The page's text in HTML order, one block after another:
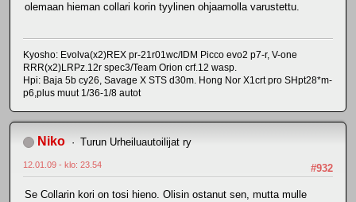
olemaan hieman collari korin tyylinen ohjaamolla varustettu.
Kyosho: Evolva(x2)REX pr-21r01wc/IDM Picco evo2 p7-r, V-one
RRR(x2)LRPz.12r spec3/Team Orion crf.12 wasp.
Hpi: Baja 5b cy26, Savage X STS d30m. Hong Nor X1crt pro SHpt28*m-
p6,plus muut 1/36-1/8 autot
Niko Turun Urheiluautoilijat ry
#932
12.01.09 - klo: 23.54
Se Collarin kori on tosi hieno. Olisin ostanut sen, mutta mulle